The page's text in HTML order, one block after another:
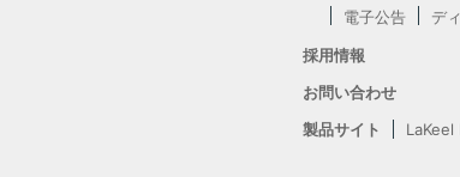
電子公告
デ
採用情報
お問い合わせ
製品サイト
LaKeel